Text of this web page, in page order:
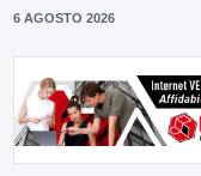
6 AGOSTO 2026